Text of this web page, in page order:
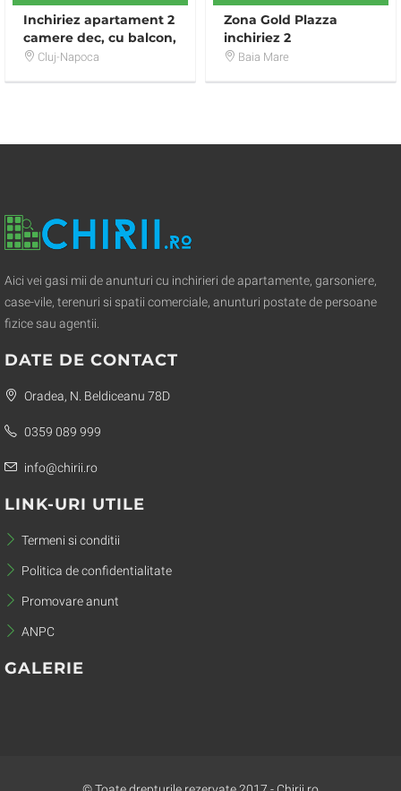
Inchiriez apartament 2
camere dec, cu balcon,
Manastur
Cluj-Napoca
Zona Gold Plazza
inchiriez 2
Baia Mare
Aici vei gasi mii de anunturi cu inchirieri de apartamente, garsoniere,
case-vile, terenuri si spatii comerciale, anunturi postate de persoane
fizice sau agentii.
DATE DE CONTACT
Oradea, N. Beldiceanu 78D
0359 089 999
info@chirii.ro
LINK-URI UTILE
Termeni si conditii
Politica de confidentialitate
Promovare anunt
ANPC
GALERIE